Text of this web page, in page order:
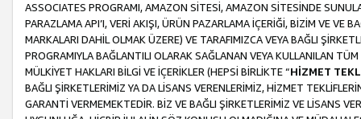
ASSOCIATES PROGRAMI, AMAZON SİTESİ, AMAZON SİTESİNDE
PARAZLAMA API’I, VERİ AKIŞI, ÜRÜN PAZARLAMA İÇERİĞİ, BİZİM VE VE
MARKALARI DAHİL OLMAK ÜZERE) VE TARAFIMIZCA VEYA BAĞLI
PROGRAMIYLA BAĞLANTILI OLARAK SAĞLANAN VEYA KULLANILAN
MÜLKİYET HAKLARI BİLGİ VE İÇERİKLER (HEPSİ BİRLİKTE “HİZMET
BAĞLI ŞİRKETLERİMİZ YA DA LİSANS VERENLERİMİZ, HİZMET
GARANTİ VERMEMEKTEDİR. BİZ VE BAĞLI ŞİRKETLERİMİZ VE LİSANS